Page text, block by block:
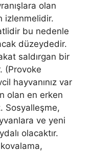
olan
izlenmelidir.
bu nedenle
düzeydedir.
saldırgan bir
(Provoke
hayvanınız var
olan en erken
Sosyalleşme,
ve yeni
olacaktır.